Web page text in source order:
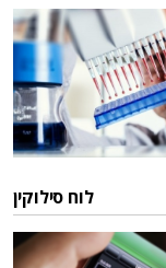
לוח סילוקין